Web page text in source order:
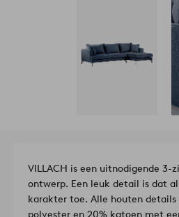
VILLACH is een uitnodigende
ontwerp. Een leuk detail is dat
karakter toe. Alle houten details
polyester en 20% katoen met